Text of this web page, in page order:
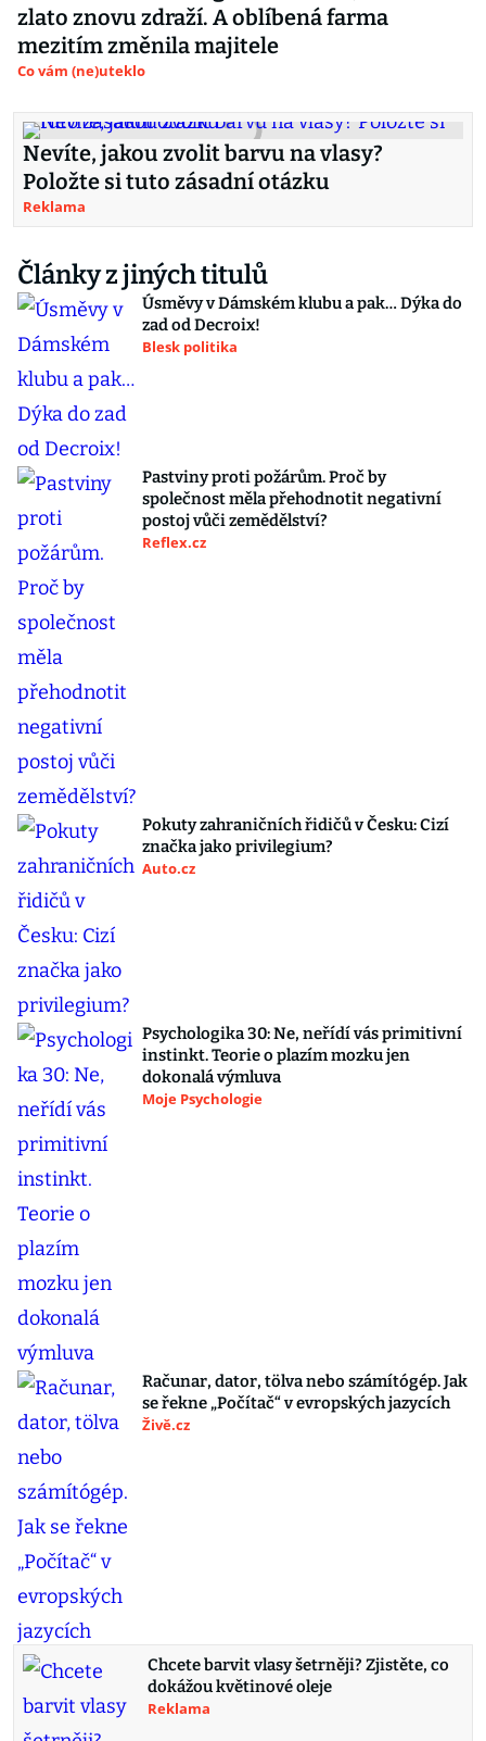
zlato znovu zdraží. A oblíbená farma
mezitím změnila majitele
Co vám (ne)uteklo
Nevíte, jakou zvolit barvu na vlasy?
Položte si tuto zásadní otázku
Reklama
Články z jiných titulů
Úsměvy v Dámském klubu a pak… Dýka do
zad od Decroix!
Blesk politika
Pastviny proti požárům. Proč by
společnost měla přehodnotit negativní
postoj vůči zemědělství?
Reflex.cz
Pokuty zahraničních řidičů v Česku: Cizí
značka jako privilegium?
Auto.cz
Psychologika 30: Ne, neřídí vás primitivní
instinkt. Teorie o plazím mozku jen
dokonalá výmluva
Moje Psychologie
Računar, dator, tölva nebo számítógép. Jak
se řekne „Počítač“ v evropských jazycích
Živě.cz
Chcete barvit vlasy šetrněji? Zjistěte, co
dokážou květinové oleje
Reklama